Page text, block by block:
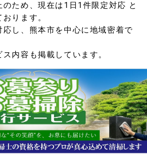
ため、現在は1日1件限定対応 と
ります。
応し、熊本市を中心に地域密着で
内容も掲載しています。